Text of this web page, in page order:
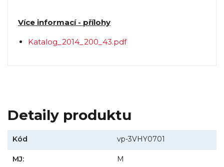
Více informací - přílohy
Katalog_2014_200_43.pdf
Detaily produktu
Kód vp-3VHY0701
MJ: M